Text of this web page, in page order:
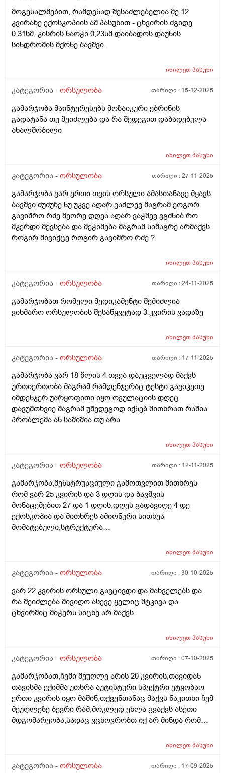
მოგესალმებით, რამდენად შესაძლებელია მე 12
კვირაზე ექოსკოპიის ამ პასუხით - ცხვირის ძგიდე
0,31სმ, კისრის ნაოჭი 0,23სმ დაიბადოს დაუნის
სინდრომის მქონე ბავშვი.
იხილეთპასუხი
კატეგორია - ორსულობა თარიღი : 15-12-2025
გამარჯობა მაინტერესებს მოზაიკური ებრინის
გადატანა თუ შეიძლება და რა შედეგით დაბადებულა
ახალშობილი
იხილეთპასუხი
კატეგორია - ორსულობა თარიღი :27-11-2025
გამარჯობა ვარ ერთი თვის ორსული ამასთანავე მყავს
ბავშვი ძუძუზე ნუ უკვე აღარ ვაძლევ მაგრამ ეოგორ
გავიშრო რძე მეორე დღეა აღარ ვაჭმევ ვგძნიბ რო
მკერდი მევსება და მეჭიმება მაგრამ სიმაგრე არმაქვს
როგირ მივიქცე როგირ გავიშრო რძე ?
იხილეთპასუხი
კატეგორია - ორსულობა თარიღი :24-11-2025
გამარჯობათ რომელი მედიკამენტი შემიძლია
ვიხმარო ორსულობის შესაწყვეტად 3 კვირის ვადაზე
იხილეთპასუხი
კატეგორია - ორსულობა თარიღი : 17-11-2025
გამარჯობა ვარ 18 წლის 4 თვეა დაუცველად მაქვს
ურთიერთობა მაგრამ რამდენჯერაც ტესტი გავიკეთე
იმდენჯერ უარყოფითი იყო ოვულაციის დღეც
დავუმთხვიე მაგრამ უშედეგოდ იქნებ მითხრათ რაშია
პრობლემა ან საშიშია თუ არა
იხილეთპასუხი
კატეგორია - ორსულობა თარიღი : 12-11-2025
გამარჯობა,მენსტრუაციული გამოთვლით მითხრეს
რომ ვარ 25 კვირის და 3 დღის და ბავშვის
მონაცემებით 27 და 1 დღის,დღეს გადავიღე 4 დე
ექოსკოპია და მითხრეს ამიონური სითხეა
მომატებული,სტრუქტურა
ნაადრევი მშობიარობის,მაქვს ამ ბოლოს წელის
და ხაჭოსებრი გამონადენი,ნაცხის ანალიზმა კანდიდა
იხილეთპასუხი
კატეგორია - ორსულობა თარიღი :30-10-2025
ვარ 22 კვირის ორსული გავცივდი და მახველებს და
რა შეიძლება მივიღო ასევე ყელიც მტკივა და
ცხვირშიც მიჭერს სიცხე არ მაქვს
იხილეთპასუხი
კატეგორია - ორსულობა თარიღი :07-10-2025
გამარჯობათ,ჩემი მეუღლე არის 20 კვირის,თავიდან
თავისმა ექიმმა უთხრა აუტისტური სპექტრი ეტყობაო
ერთი კვირის იყო მაშინ,თქვენთანაც მაქვს ნაკითხი ჩემ
მეუღლეზე ბევრი რამ,მოკლედ ეხლა გვაქვს ასეთი
მდგომარეობა,სადაც ვცხოვრობთ იქ არ მინდა რომ
მკურნალობდა ჩემი მეუღლე ძალიან გაკვირვებული
იხილეთპასუხი
კატეგორია - ორსულობა თარიღი : 17-09-2025